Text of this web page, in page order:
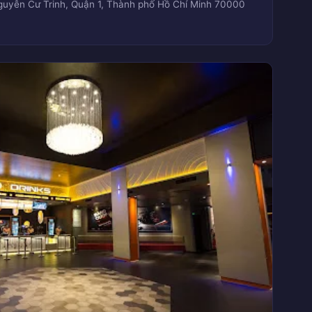
Cư Trinh, Quận 1, Thành phố Hồ Chí Minh 70000